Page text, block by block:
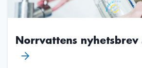
Norrvattens nyhetsbrev